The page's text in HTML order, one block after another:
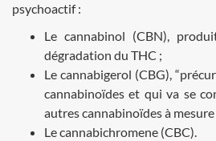
psychoactif :
Le cannabinol (CBN),
dégradation du THC ;
Le cannabigerol (CBG),
cannabinoïdes et qui va se
autres cannabinoïdes à
Le cannabichromene (CBC).